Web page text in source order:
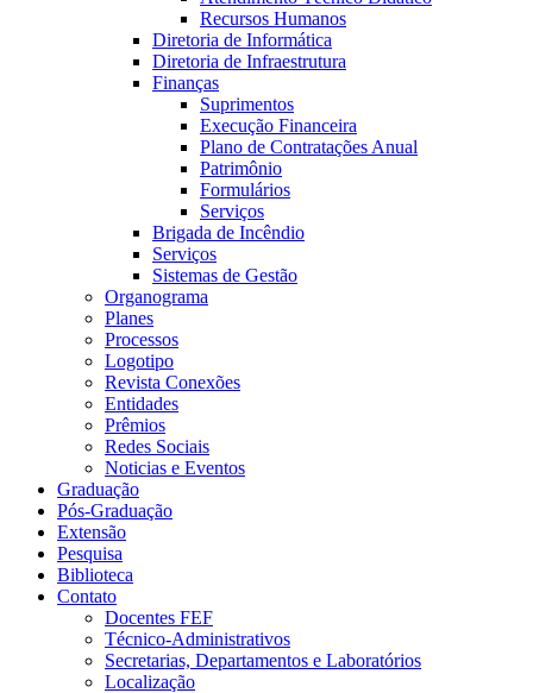
Recursos Humanos
Diretoria de Informática
Diretoria de Infraestrutura
Finanças
Suprimentos
Execução Financeira
Plano de Contratações Anual
Patrimônio
Formulários
Serviços
Brigada de Incêndio
Serviços
Sistemas de Gestão
Organograma
Planes
Processos
Logotipo
Revista Conexões
Entidades
Prêmios
Redes Sociais
Noticias e Eventos
Graduação
Pós-Graduação
Extensão
Pesquisa
Biblioteca
Contato
Docentes FEF
Técnico-Administrativos
Secretarias, Departamentos e Laboratórios
Localização